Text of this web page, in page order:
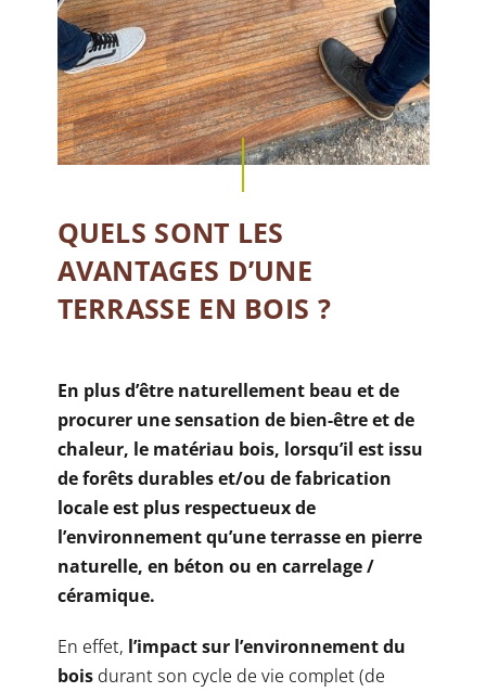
QUELS SONT LES
AVANTAGES D’UNE
TERRASSE EN BOIS ?
En plus d’être naturellement beau et de
procurer une sensation de bien-être et de
chaleur, le matériau bois, lorsqu’il est issu
de forêts durables et/ou de fabrication
locale est plus respectueux de
l’environnement qu’une terrasse en pierre
naturelle, en béton ou en carrelage /
céramique.
En effet, l’impact sur l’environnement du
boisdurant son cycle de vie complet (de